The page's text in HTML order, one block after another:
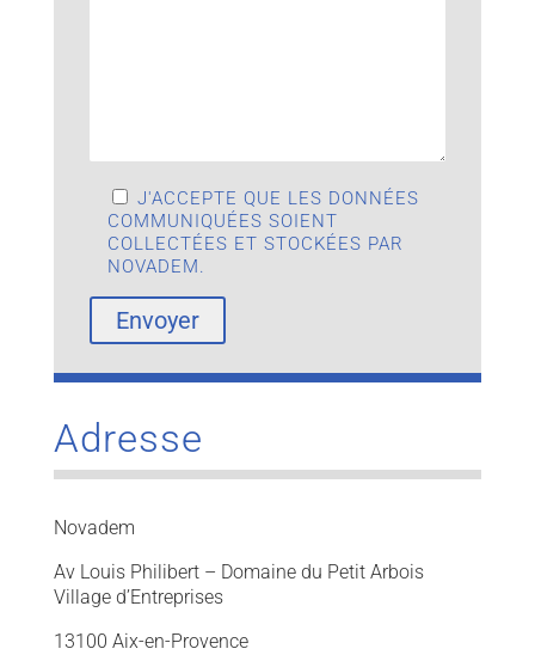
J'ACCEPTE QUE LES DONNÉES
COMMUNIQUÉES SOIENT
COLLECTÉES ET STOCKÉES PAR
NOVADEM.
Adresse
Novadem
Av Louis Philibert – Domaine du Petit Arbois
Village d’Entreprises
13100 Aix-en-Provence